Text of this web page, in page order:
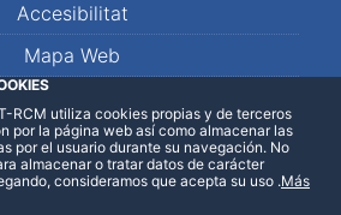
Accesibilitat
Mapa Web
RCM utiliza cookies propias y de terceros
por la página web así como almacenar las
por el usuario durante su navegación. No
almacenar o tratar datos de carácter
consideramos que acepta su uso .Más